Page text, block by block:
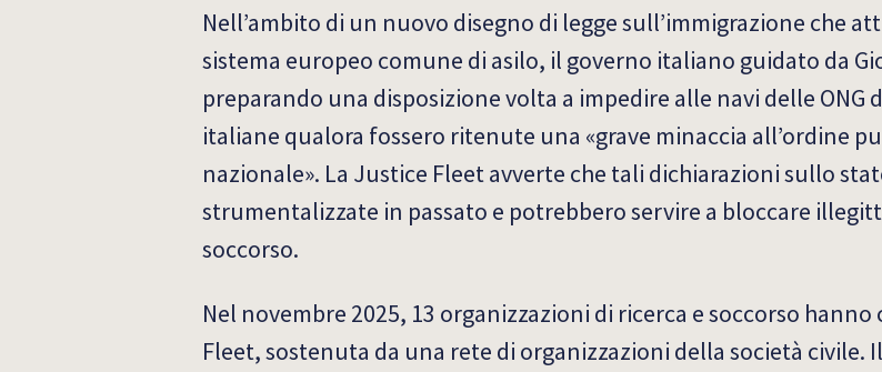
Nell’ambito di un nuovo disegno di legge sull’immigrazione che
sistema europeo comune di asilo, il governo italiano guidato da
preparando una disposizione volta a impedire alle navi delle ONG
italiane qualora fossero ritenute una «grave minaccia all’ordine
nazionale». La Justice Fleet avverte che tali dichiarazioni sullo
strumentalizzate in passato e potrebbero servire a bloccare
soccorso.
Nel novembre 2025, 13 organizzazioni di ricerca e soccorso
Fleet, sostenuta da una rete di organizzazioni della società civile.